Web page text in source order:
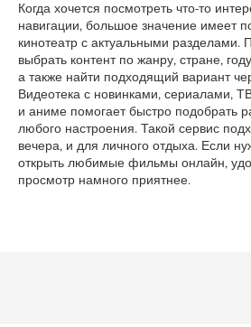
Когда хочется посмотреть что-то
навигации, большое значение имеет
кинотеатр с актуальными разделами.
выбрать контент по жанру, стране,
а также найти подходящий вариант
Видеотека с новинками, сериалами,
и аниме помогает быстро подобрать
любого настроения. Такой сервис
вечера, и для личного отдыха. Если
открыть любимые фильмы онлайн,
просмотр намного приятнее.